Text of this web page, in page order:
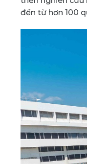
đến từ hơn 100